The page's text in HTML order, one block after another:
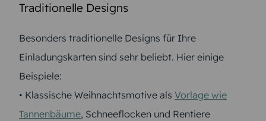
Traditionelle Designs
Besonders traditionelle Designs für Ihre
Einladungskarten sind sehr beliebt. Hier einige
Beispiele:
• Klassische Weihnachtsmotive als Vorlage wie
Tannenbäume, Schneeflocken und Rentiere